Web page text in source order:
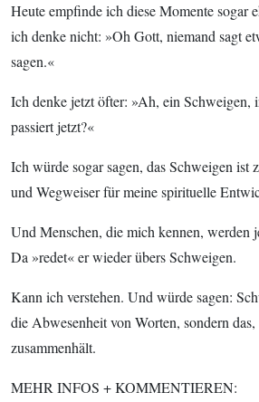
Heute empfinde ich diese Momente sogar
ich denke nicht: »Oh Gott, niemand sagt
sagen.«
Ich denke jetzt öfter: »Ah, ein Schweigen,
passiert jetzt?«
Ich würde sogar sagen, das Schweigen ist
und Wegweiser für meine spirituelle
Und Menschen, die mich kennen, werden
Da »redet« er wieder übers Schweigen.
Kann ich verstehen. Und würde sagen:
die Abwesenheit von Worten, sondern
zusammenhält.
MEHR INFOS + KOMMENTIEREN: